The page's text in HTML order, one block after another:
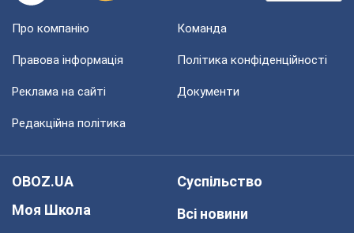
Про компанію Команда
Правова інформація Політика конфіденційності
Реклама на сайті Документи
Редакційна політика
OBOZ.UA
Моя Школа
Суспільство
Всі новини